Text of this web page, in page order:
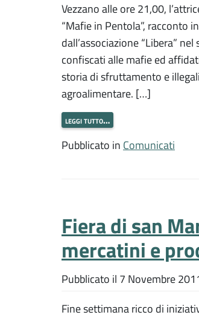
Vezzano alle ore 21,00,
“Mafie in Pentola”, racconto
dall’associazione “Libera”
confiscati alle mafie ed
storia di sfruttamento e
agroalimentare. […]
leggi tutto…
Pubblicato in Comunicati
Fiera di san
mercatini e
Pubblicato il 7 Novembre
Fine settimana ricco di